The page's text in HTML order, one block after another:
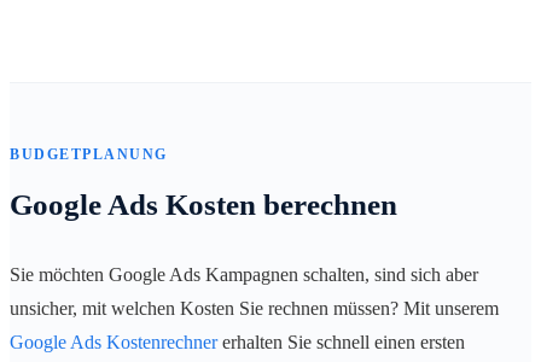
BUDGETPLANUNG
Google Ads Kosten berechnen
Sie möchten Google Ads Kampagnen schalten, sind sich aber
unsicher, mit welchen Kosten Sie rechnen müssen? Mit unserem
Google Ads Kostenrechnererhalten Sie schnell einen ersten